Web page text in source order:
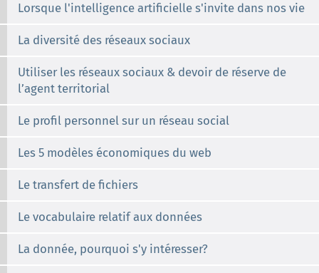
Lorsque l'intelligence artificielle s'invite dans nos vie
La diversité des réseaux sociaux
Utiliser les réseaux sociaux & devoir de réserve de
l’agent territorial
Le profil personnel sur un réseau social
Les 5 modèles économiques du web
Le transfert de fichiers
Le vocabulaire relatif aux données
La donnée, pourquoi s'y intéresser?